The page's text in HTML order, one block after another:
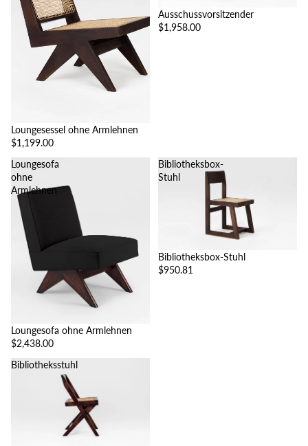
Loungesessel ohne Armlehnen
$1,199.00
Ausschussvorsitzender
$1,958.00
Loungesofa
ohne
Armlehnen
Loungesofa ohne Armlehnen
$2,438.00
Bibliotheksbox-
Stuhl
Bibliotheksbox-Stuhl
$950.81
Bibliotheksstuhl